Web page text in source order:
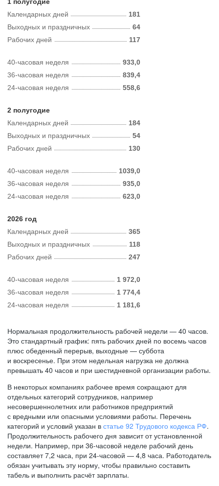
Календарных дней
181
Рабочих дней 117
Выходных и праздничных 64
40-часовая неделя
933,0
36-часовая неделя
839,4
24-часовая неделя
558,6
2 полугодие
Календарных дней
184
Рабочих дней 130
Выходных и праздничных 54
40-часовая неделя
1039,0
36-часовая неделя
935,0
24-часовая неделя
623,0
2026 год
Календарных дней
365
Рабочих дней 247
Выходных и праздничных 118
40-часовая неделя
1 972,0
36-часовая неделя
1 774,4
24-часовая неделя
1 181,6
Нормальная продолжительность рабочей недели — 40 часов.
Это стандартный график: пять рабочих дней по восемь часов
плюс обеденный перерыв, выходные — суббота
и воскресенье. При этом недельная нагрузка не должна
превышать 40 часов и при шестидневной организации работы.
В некоторых компаниях рабочее время сокращают для
отдельных категорий сотрудников, например
несовершеннолетних или работников предприятий
с вредными или опасными условиями работы. Перечень
категорий и условий указан в статье 92 Трудового кодекса РФ.
Продолжительность рабочего дня зависит от установленной
недели. Например, при 36-часовой неделе рабочий день
составляет 7,2 часа, при 24-часовой — 4,8 часа. Работодатель
обязан учитывать эту норму, чтобы правильно составить
табель и выполнить расчёт зарплаты.